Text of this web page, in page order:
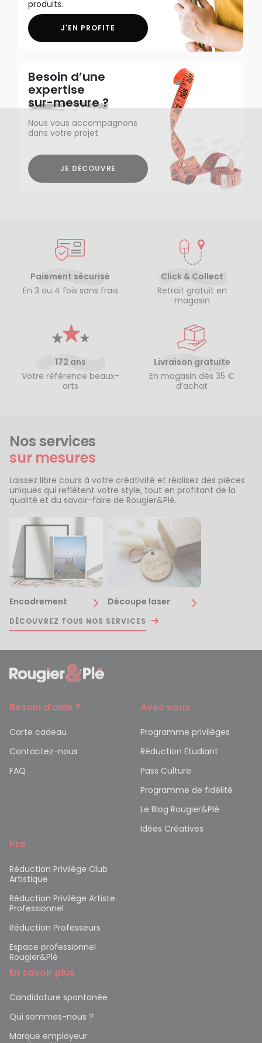
produits.
J'EN PROFITE
Besoin d’une
expertise
sur-mesure ?
Nous vous accompagnons
dans votre projet
JE DÉCOUVRE
Paiement sécurisé
En 3 ou 4 fois sans frais
Click & Collect
Retrait gratuit en
magasin
172 ans
Votre référence beaux-
arts
Livraison gratuite
En magasin dès 35 €
d’achat
Nos services
sur mesures
Laissez libre cours à votre créativité et réalisez des pièces
uniques qui reflètent votre style, tout en profitant de la
qualité et du savoir-faire de Rougier&Plé.
Encadrement Découpe laser
DÉCOUVREZ TOUS NOS SERVICES
Besoin d’aide ?
Carte cadeau
Contactez-nous
FAQ
Avec vous
Programme privilèges
Réduction Etudiant
Pass Culture
Programme de fidélité
Le Blog Rougier&Plé
Idées Créatives
Pro
Réduction Privilège Club
Artistique
Réduction Privilège Artiste
Professionnel
Réduction Professeurs
Espace professionnel
Rougier&Plé
En savoir plus
Candidature spontanée
Qui sommes-nous ?
Marque employeur